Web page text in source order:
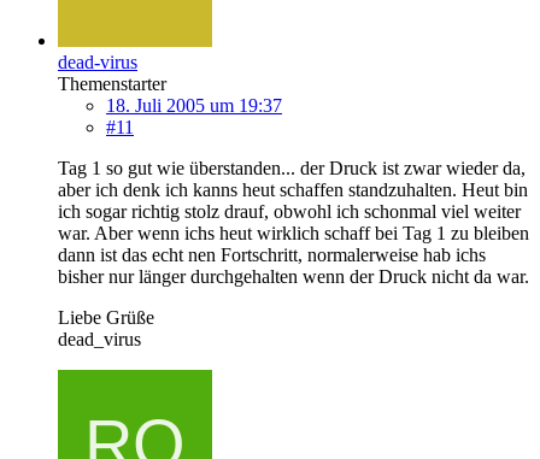
dead-virus
Themenstarter
18. Juli 2005 um 19:37
#11
Tag 1 so gut wie überstanden... der Druck ist zwar wieder da,
aber ich denk ich kanns heut schaffen standzuhalten. Heut bin
ich sogar richtig stolz drauf, obwohl ich schonmal viel weiter
war. Aber wenn ichs heut wirklich schaff bei Tag 1 zu bleiben
dann ist das echt nen Fortschritt, normalerweise hab ichs
bisher nur länger durchgehalten wenn der Druck nicht da war.
Liebe Grüße
dead_virus